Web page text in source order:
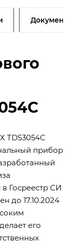
Документы
TDS3054C
прибор
Госреестр СИ
до 17.10.2024
его